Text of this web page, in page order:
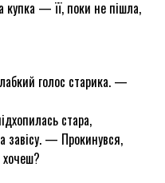
— її, поки не пішла,
голос старика. —
стара,
завісу. — Прокинувся,